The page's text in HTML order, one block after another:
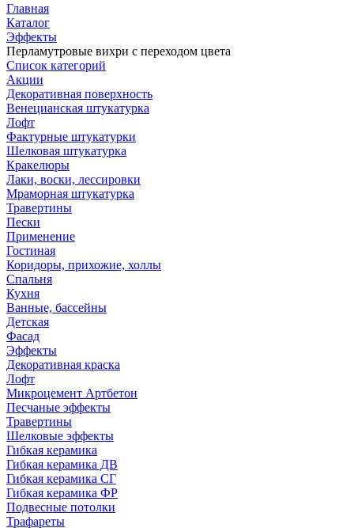
Главная
Каталог
Эффекты
Перламутровые вихри с переходом цвета
Список категорий
Акции
Декоративная поверхность
Венецианская штукатурка
Лофт
Фактурные штукатурки
Шелковая штукатурка
Кракелюры
Лаки, воски, лессировки
Мраморная штукатурка
Травертины
Пески
Применение
Гостиная
Коридоры, прихожие, холлы
Спальня
Кухня
Ванные, бассейны
Детская
Фасад
Эффекты
Декоративная краска
Лофт
Микроцемент Артбетон
Песчаные эффекты
Травертины
Шелковые эффекты
Гибкая керамика
Гибкая керамика ДВ
Гибкая керамика СГ
Гибкая керамика ФР
Подвесные потолки
Трафареты